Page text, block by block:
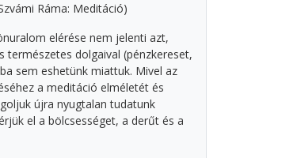
Ráma: Meditáció)
elérése nem jelenti azt,
természetes dolgaival (pénzkereset,
sem eshetünk miattuk. Mivel az
a meditáció elméletét és
újra nyugtalan tudatunk
el a bölcsességet, a derűt és a